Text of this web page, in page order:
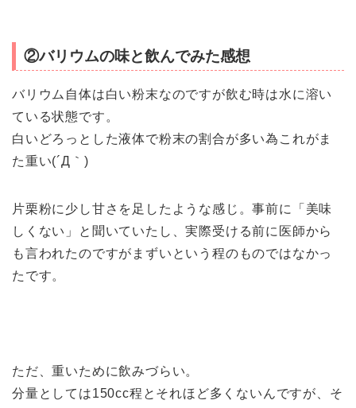
②バリウムの味と飲んでみた感想
バリウム自体は白い粉末なのですが飲む時は水に溶い
ている状態です。
白いどろっとした液体で粉末の割合が多い為これがま
た重い(´Д｀)
片栗粉に少し甘さを足したような感じ。事前に「美味
しくない」と聞いていたし、実際受ける前に医師から
も言われたのですがまずいという程のものではなかっ
たです。
ただ、重いために飲みづらい。
分量としては150cc程とそれほど多くないんですが、そ